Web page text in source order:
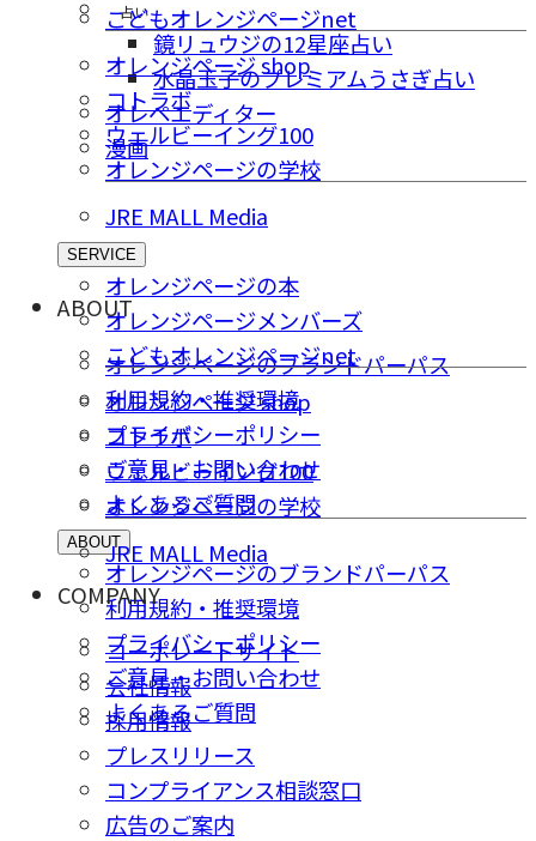
占い
鏡リュウジの12星座占い
水晶玉子のプレミアムうさぎ占い
オレペエディター
漫画
こどもオレンジページnet
オレンジページ shop
コトラボ
ウェルビーイング100
オレンジページの学校
JRE MALL Media
SERVICE
オレンジページの本
オレンジページメンバーズ
こどもオレンジページnet
オレンジページ shop
コトラボ
ウェルビーイング100
オレンジページの学校
JRE MALL Media
ABOUT
オレンジページのブランドパーパス
利用規約・推奨環境
プライバシーポリシー
ご意⾒・お問い合わせ
よくあるご質問
ABOUT
オレンジページのブランドパーパス
利用規約・推奨環境
プライバシーポリシー
ご意⾒・お問い合わせ
よくあるご質問
COMPANY
コーポレートサイト
会社情報
採⽤情報
プレスリリース
コンプライアンス相談窓⼝
広告のご案内